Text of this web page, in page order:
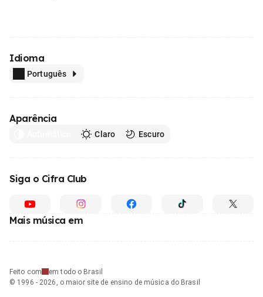
Idioma
Português
Aparência
Claro Escuro
Siga o Cifra Club
Mais música em
Feito com
em todo o Brasil
© 1996 - 2026, o maior site de ensino de música do Brasil